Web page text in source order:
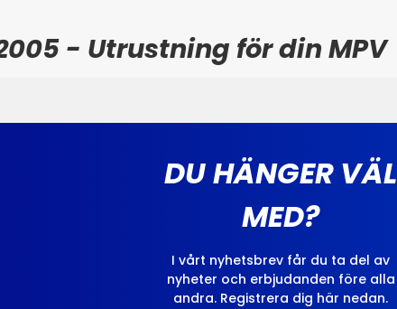
- Utrustning för din MPV
DU HÄNGER VÄL
MED?
I vårt nyhetsbrev får du ta del av
nyheter och erbjudanden före alla
andra. Registrera dig här nedan.